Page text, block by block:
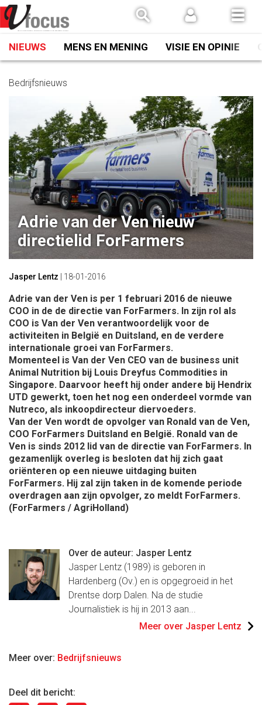
Spring
naar
inhoud
NIEUWS MENS EN MENING VISIE EN OPINIE
Bedrijfsnieuws
Adrie van der Ven nieuw
directielid ForFarmers
Jasper Lentz 18-01-2016
Adrie van der Ven is per 1 februari 2016 de nieuwe
COO in de de directie van ForFarmers. In zijn rol als
COO is Van der Ven verantwoordelijk voor de
activiteiten in België en Duitsland, en de verdere
internationale groei van ForFarmers.
Momenteel is Van der Ven CEO van de business unit
Animal Nutrition bij Louis Dreyfus Commodities in
Singapore. Daarvoor heeft hij onder andere bij Hendrix
UTD gewerkt, toen het nog een onderdeel vormde van
Nutreco, als inkoopdirecteur diervoeders.
Van der Ven wordt de opvolger van Ronald van de Ven,
COO ForFarmers Duitsland en België. Ronald van de
Ven is sinds 2012 lid van de directie van ForFarmers. In
gezamenlijk overleg is besloten dat hij zich gaat
oriënteren op een nieuwe uitdaging buiten
ForFarmers. Hij zal zijn taken in de komende periode
overdragen aan zijn opvolger, zo meldt ForFarmers.
(ForFarmers / AgriHolland)
Over de auteur: Jasper Lentz
Jasper Lentz (1989) is geboren in
Hardenberg (Ov.) en is opgegroeid in het
Drentse dorp Dalen. Na de studie
Journalistiek is hij in 2013 aan...
Meer over Jasper Lentz
Meer over: Bedrijfsnieuws
Deel dit bericht: